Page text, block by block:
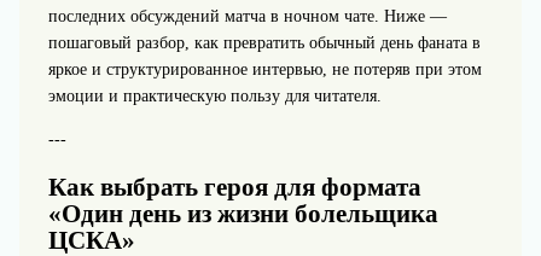
последних обсуждений матча в ночном чате. Ниже —
пошаговый разбор, как превратить обычный день фаната в
яркое и структурированное интервью, не потеряв при этом
эмоции и практическую пользу для читателя.
---
Как выбрать героя для формата
«Один день из жизни болельщика
ЦСКА»